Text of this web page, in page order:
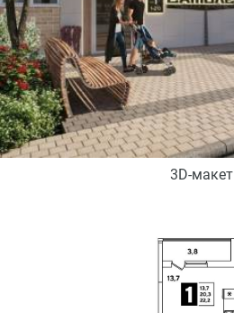
3D-макет